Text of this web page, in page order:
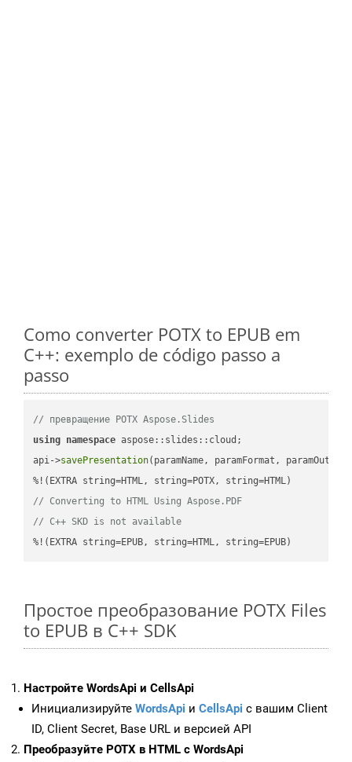
Como converter POTX to EPUB em
C++: exemplo de código passo a
passo
// превращение POTX Aspose.Slides
using namespace aspose::slides::cloud;
api->savePresentation(paramName, paramFormat,
// Converting to HTML Using Aspose.PDF
// C++ SKD is not available
%!(EXTRA string=EPUB, string=HTML, string=EPUB)
Простое преобразование POTX Files
to EPUB в C++ SDK
Настройте WordsApi и CellsApi
Инициализируйте WordsApi и CellsApi с вашим Client
ID, Client Secret, Base URL и версией API
Преобразуйте POTX в HTML с WordsApi